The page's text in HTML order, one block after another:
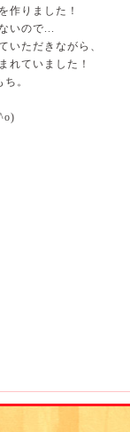
になってみたり...
に
るなと
こう！！」
ンを企画中です☆
員
作りました！
いので...
いただきながら、
れていました！
。